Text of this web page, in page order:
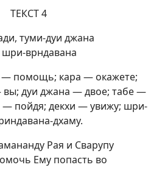
ТЕКСТ 4
туми-дуи джана
шри-врндавана
помощь; кара — окажете;
дуи джана — двое; табе —
— пойдя; декхи — увижу; шри-
дхаму.
Рая и Сварупу
Ему попасть во